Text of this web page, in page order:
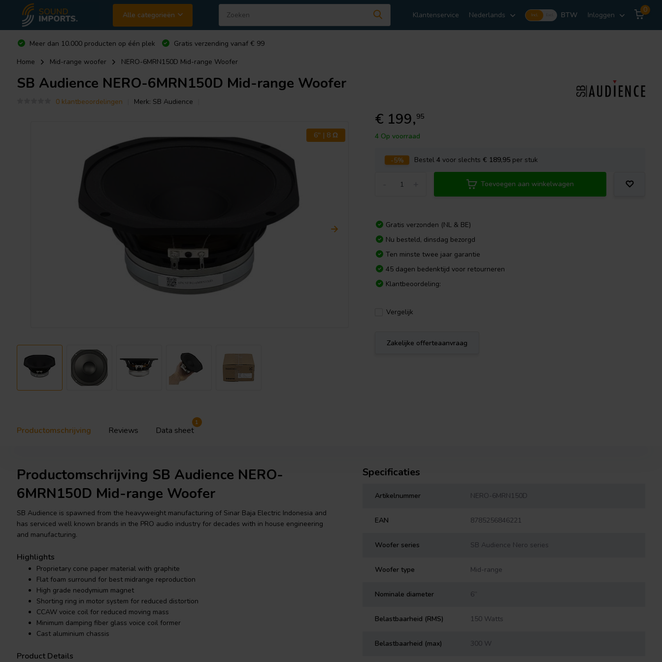
Alle categorieën Klantenservice Nederlands Incl. BTW Inloggen
0
Meer dan 10.000 producten op één plek
Gratis verzending vanaf € 99
Home
Mid-range woofer NERO-6MRN150D Mid-range Woofer
SB Audience NERO-6MRN150D Mid-range Woofer
0 klantbeoordelingen Merk: SB Audience
6'' | 8 Ω
€ 199,95
4 Op voorraad
-5% Bestel4 voor slechts€ 189,95 per stuk
Toevoegen aan winkelwagen
Gratis verzonden (NL & BE)
Nu besteld, dinsdag bezorgd
Ten minste twee jaar garantie
45 dagen bedenktijd voor retourneren
Klantbeoordeling:
Vergelijk
Zakelijke offerteaanvraag
Productomschrijving Reviews Data sheet
1
Productomschrijving SB Audience NERO-
6MRN150D Mid-range Woofer
SB Audience is spawned from the heavyweight manufacturing of Sinar Baja Electric Indonesia and
has serviced well known brands in the PRO audio industry for decades with in house engineering
and manufacturing.
Highlights
Proprietary cone paper material with graphite
Flat foam surround for best midrange reproduction
High grade neodymium magnet
Shorting ring in motor system for reduced distortion
CCAW voice coil for reduced moving mass
Minimum damping fiber glass voice coil former
Cast aluminium chassis
Product Details
Specificaties
Artikelnummer NERO-6MRN150D
EAN 8785256846221
Woofer series SB Audience Nero series
Woofer type Mid-range
Nominale diameter 6”
Belastbaarheid (RMS) 150 Watts
Belastbaarheid (max) 300 W